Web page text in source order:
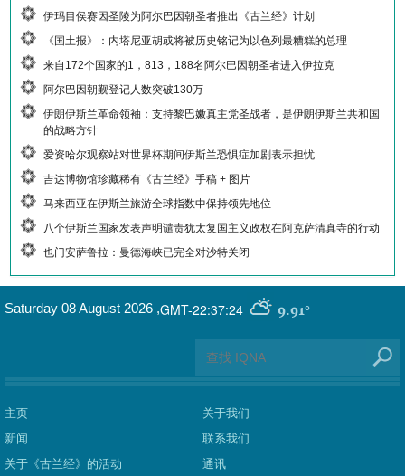
伊玛目侯赛因圣陵为阿尔巴因朝圣者推出《古兰经》计划
《国土报》：内塔尼亚胡或将被历史铭记为以色列最糟糕的总理
来自172个国家的1，813，188名阿尔巴因朝圣者进入伊拉克
阿尔巴因朝觐登记人数突破130万
伊朗伊斯兰革命领袖：支持黎巴嫩真主党圣战者，是伊朗伊斯兰共和国
的战略方针
爱资哈尔观察站对世界杯期间伊斯兰恐惧症加剧表示担忧
吉达博物馆珍藏稀有《古兰经》手稿 + 图片
马来西亚在伊斯兰旅游全球指数中保持领先地位
八个伊斯兰国家发表声明谴责犹太复国主义政权在阿克萨清真寺的行动
也门安萨鲁拉：曼德海峡已完全对沙特关闭
GMT-22:37:24 9.91°
Saturday 08 August 2026 ,
主页
新闻
关于《古兰经》的活动
关于我们
联系我们
通讯